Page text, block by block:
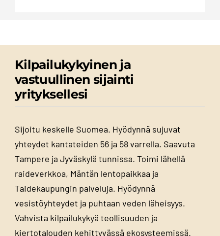
Kilpailukykyinen ja
vastuullinen sijainti
yrityksellesi
Sijoitu keskelle Suomea. Hyödynnä sujuvat
yhteydet kantateiden 56 ja 58 varrella. Saavuta
Tampere ja Jyväskylä tunnissa. Toimi lähellä
raideverkkoa, Mäntän lentopaikkaa ja
Taidekaupungin palveluja. Hyödynnä
vesistöyhteydet ja puhtaan veden läheisyys.
Vahvista kilpailukykyä teollisuuden ja
kiertotalouden kehittyvässä ekosysteemissä.